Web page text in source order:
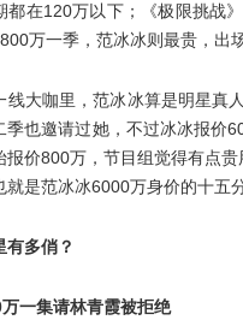
都在120万以下；《极限挑战
万一季，范冰冰则最贵，出
线大咖里，范冰冰算是明星真
季也邀请过她，不过冰冰报价
报价800万，节目组觉得有点
是范冰冰6000万身价的十五
多俏？
集请林青霞被拒绝